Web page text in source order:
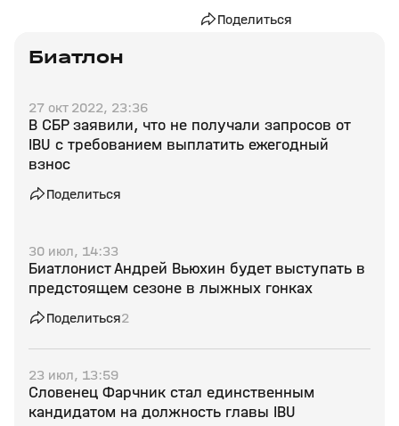
Поделиться
Биатлон
27 окт 2022, 23:36
В СБР заявили, что не получали запросов от
IBU с требованием выплатить ежегодный
взнос
Поделиться
30 июл, 14:33
Биатлонист Андрей Вьюхин будет выступать в
предстоящем сезоне в лыжных гонках
Поделиться2
23 июл, 13:59
Словенец Фарчник стал единственным
кандидатом на должность главы IBU